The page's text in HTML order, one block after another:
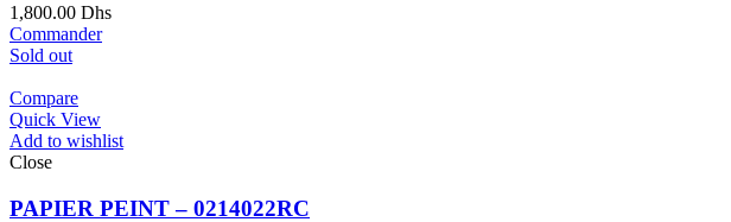
1,800.00 Dhs
Commander
Sold out
Compare
Quick View
Add to wishlist
Close
PAPIER PEINT – 0214022RC